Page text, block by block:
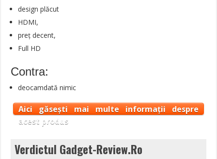
design plăcut
HDMI,
preț decent,
Full HD
Contra:
deocamdată nimic
Aici găsești mai multe informații despre
acest produs
Verdictul Gadget-Review.Ro